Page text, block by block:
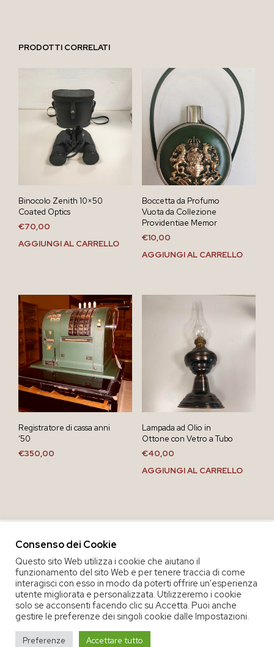
PRODOTTI CORRELATI
Binocolo Zenith 10×50
Coated Optics
€70,00
AGGIUNGI AL CARRELLO
Boccetta da Profumo
Vuota da Collezione
Providentiae Memor
€10,00
AGGIUNGI AL CARRELLO
Registratore di cassa anni
’50
€350,00
Lampada ad Olio in
Ottone con Vetro a Tubo
€40,00
AGGIUNGI AL CARRELLO
COPYRIGHT 2020 COOP. SOC. OFFICINA 68 |
TERMINI E CONDIZIONI DEL SERVIZIO|
Consenso dei Cookie
Questo sito Web utilizza i cookie che aiutano il
funzionamento del sito Web e per tenere traccia di come
interagisci con esso in modo da poterti offrire un'esperienza
utente migliorata e personalizzata. Utilizzeremo i cookie
solo se acconsenti facendo clic su Accetta. Puoi anche
gestire le preferenze dei singoli cookie dalle Impostazioni.
Preferenze Accettare tutto